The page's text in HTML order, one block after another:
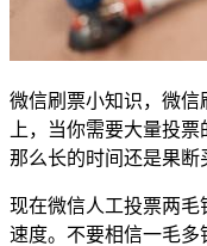
微信刷票小知识，微
上，当你需要大量投
那么长的时间还是果断
现在微信人工投票两
速度。不要相信一毛多